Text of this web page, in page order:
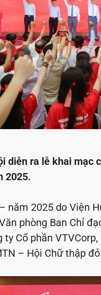
diễn ra lễ khai mạc
2025.
năm 2025 do Viện
phòng Ban Chỉ
Cổ phần
– Hội Chữ thập